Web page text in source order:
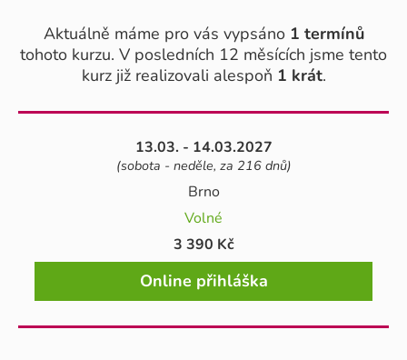
Aktuálně máme pro vás vypsáno 1 termínů
tohoto kurzu. V posledních 12 měsících jsme tento
kurz již realizovali alespoň 1 krát.
13.03. - 14.03.2027
(sobota - neděle, za 216 dnů)
Brno
Volné
3 390 Kč
Online přihláška